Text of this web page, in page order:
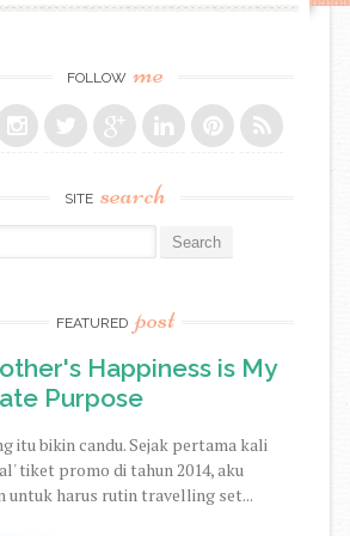
FOLLOW me
SITE search
FEATURED post
Happiness is My
Purpose
itu bikin candu. Sejak pertama kali
tiket promo di tahun 2014, aku
untuk harus rutin travelling set...